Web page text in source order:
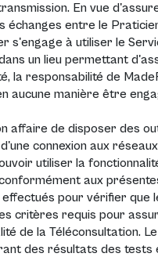
En vue
échanges entre le
s'engage à utiliser le
un lieu permettant
la responsabilité de
aucune manière être
affaire de disposer des
connexion aux réseaux
utiliser la
aux
pour vérifier que
critères requis pour
de la Téléconsultation.
des résultats des tests